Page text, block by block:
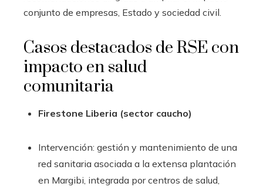
conjunto de empresas, Estado y sociedad civil.
Casos destacados de RSE con
impacto en salud
comunitaria
Firestone Liberia (sector caucho)
Intervención: gestión y mantenimiento de una
red sanitaria asociada a la extensa plantación
en Margibi, integrada por centros de salud,